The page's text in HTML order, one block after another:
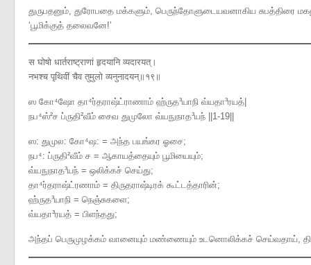
துருபதனும், துரோபதை மக்களும், பெருந்தோளுடையவனாகிய சுபத்திரை
‘பூமிக்குத் தலைவனே!’
स घोषो धार्तराष्ट्राणां हृदयानि व्यदारयत्।
नभश्च पृथिवीं चैव तुमुलो व्यनुनादयन्॥१९॥
ஸ கோ⁴ஷோ தா⁴ர்தராஷ்ட்ராணாம் ஹ்ருத³யாநி வ்யதா³ரயத்|
நப⁴ஸ்²ச ப்ருதி²வீம் சைவ துமுலோ வ்யநுநாத³யந் ||1-19||
ஸ: துமுல: கோ⁴ஷ: = அந்த பயங்கர ஓசை;
நப⁴: ப்ருதி²வீம் ச = ஆகாயத்தையும் பூமியையும்;
வ்யநுநாத³யந் = ஒலிக்கச் செய்து;
தா⁴ர்தராஷ்ட்ரணாம் = திருதராஷ்டிரக் கூட்டத்தாரின்;
ஹ்ருத³யாநி = நெஞ்சுகளை;
வ்யதா³ரயத் = பிளந்தது;
அந்தப் பெருமுழக்கம் வானையும் மண்ணையும் உடனொலிக்கச் செய்வதாய்,